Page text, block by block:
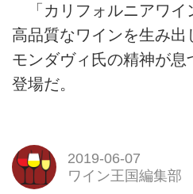
「カリフォルニアワイ
高品質なワインを生み出
モンダヴィ氏の精神が息
登場だ。
2019-06-07
ワイン王国編集部